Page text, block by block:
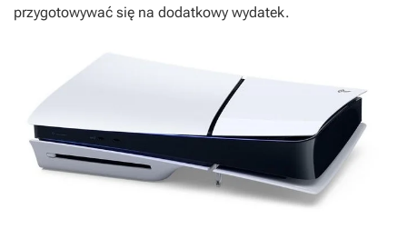
przygotowywać się na dodatkowy wydatek.